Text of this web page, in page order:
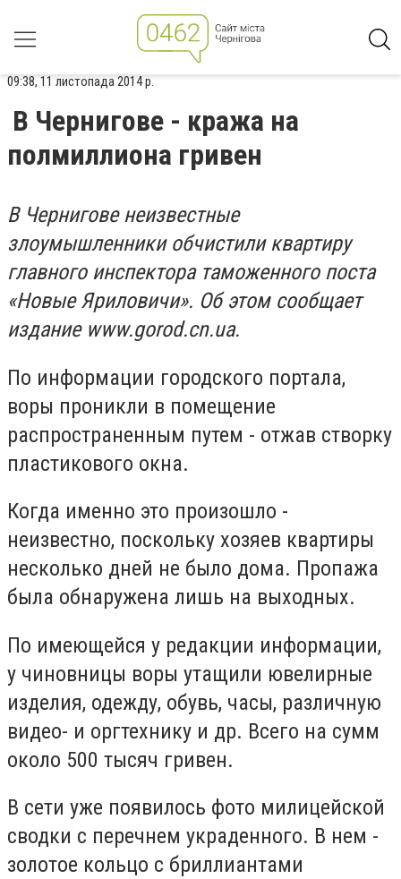
09:38, 11 листопада 2014 р.
В Чернигове - кража на
полмиллиона гривен
В Чернигове неизвестные
злоумышленники обчистили квартиру
главного инспектора таможенного поста
«Новые Яриловичи». Об этом сообщает
издание www.gorod.cn.ua.
По информации городского портала,
воры проникли в помещение
распространенным путем - отжав створку
пластикового окна.
Когда именно это произошло -
неизвестно, поскольку хозяев квартиры
несколько дней не было дома. Пропажа
была обнаружена лишь на выходных.
По имеющейся у редакции информации,
у чиновницы воры утащили ювелирные
изделия, одежду, обувь, часы, различную
видео- и оргтехнику и др. Всего на сумм
около 500 тысяч гривен.
В сети уже появилось фото милицейской
сводки с перечнем украденного. В нем -
золотое кольцо с бриллиантами